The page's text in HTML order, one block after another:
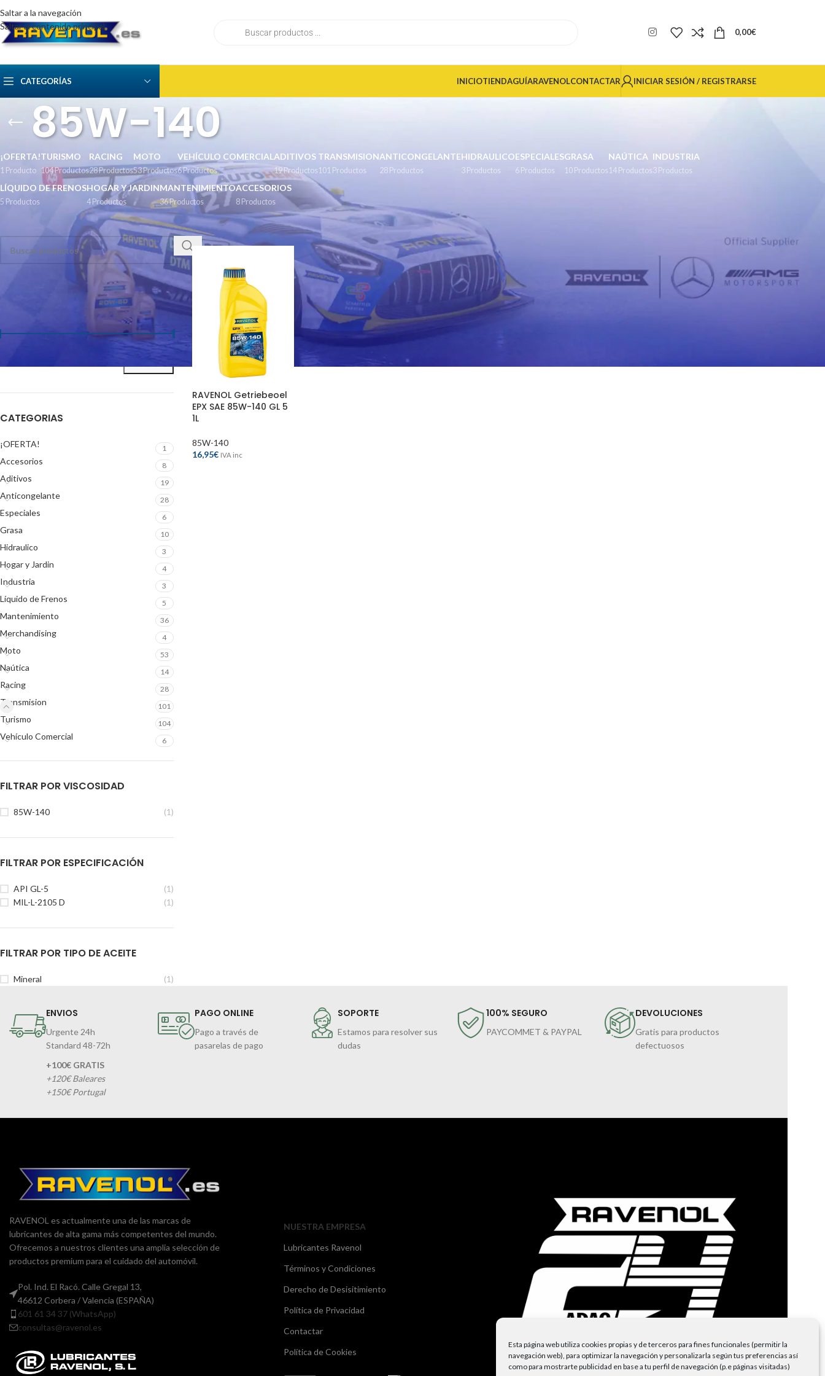
Esta página web utiliza cookies propias y de terceros para fines funcionales (permitir la
navegación web), para optimizar la navegación y personalizarla según tus preferencias así
como para mostrarte publicidad en base a tu perfil de navegación (p.e páginas visitadas)
Saltar a la navegación
Saltar al contenido principal
0,00€
CATEGORÍAS INICIOTIENDAGUÍARAVENOLCONTACTAR INICIAR SESIÓN / REGISTRARSE
85W-140
¡OFERTA!
1 Producto
TURISMO
104 Productos
RACING
28 Productos
MOTO
53 Productos
VEHÍCULO COMERCIAL
6 Productos
ADITIVOS
19 Productos
TRANSMISION
101 Productos
ANTICONGELANTE
28 Productos
HIDRAULICO
3 Productos
ESPECIALES
6 Productos
GRASA
10 Productos
NAÚTICA
14 Productos
INDUSTRIA
3 Productos
LÍQUIDO DE FRENOS
5 Productos
HOGAR Y JARDIN
4 Productos
MANTENIMIENTO
36 Productos
ACCESORIOS
8 Productos
FILTRAR POR PRECIO
CATEGORIAS
¡OFERTA! 1
Accesorios 8
Aditivos 19
Anticongelante 28
Especiales 6
Grasa 10
Hidraulico 3
Hogar y Jardin 4
Industria 3
Líquido de Frenos 5
Mantenimiento 36
Merchandising 4
Moto 53
Naútica 14
Racing 28
Transmision 101
Turismo 104
Vehículo Comercial 6
FILTRAR POR VISCOSIDAD
85W-140 (1)
FILTRAR POR ESPECIFICACIÓN
API GL-5
(1)
MIL-L-2105 D
(1)
FILTRAR POR TIPO DE ACEITE
Mineral (1)
Inicio/ Transmision/ Manual MTF/ 85W-140 Mostrar
RAVENOL Getriebeoel
EPX SAE 85W-140 GL 5
1L
85W-140
16,95€ IVA inc
ENVIOS
Urgente 24h
Standard 48-72h
+100€ GRATIS
+120€ Baleares
+150€ Portugal
PAGO ONLINE
Pago a través de
pasarelas de pago
SOPORTE
Estamos para resolver sus
dudas
100% SEGURO
PAYCOMMET & PAYPAL
DEVOLUCIONES
Gratis para productos
defectuosos
RAVENOL es actualmente una de las marcas de
lubricantes de alta gama más competentes del mundo.
Ofrecemos a nuestros clientes una amplia selección de
productos premium para el cuidado del automóvil.
Pol. Ind. El Racó. Calle Gregal 13,
46612 Corbera / Valencia (ESPAÑA)
601 61 34 37 (WhatsApp)
consultas@ravenol.es
NUESTRA EMPRESA
Lubricantes Ravenol
Términos y Condiciones
Derecho de Desisitimiento
Política de Privacidad
Contactar
Política de Cookies